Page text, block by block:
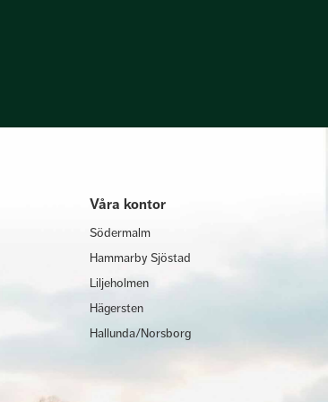
Våra kontor
Södermalm
Hammarby Sjöstad
Liljeholmen
Hägersten
Hallunda/Norsborg